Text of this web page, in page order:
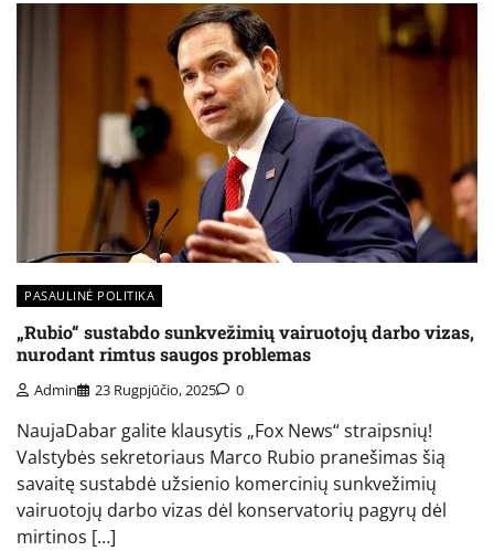
PASAULINĖ POLITIKA
„Rubio“ sustabdo sunkvežimių vairuotojų darbo vizas,
nurodant rimtus saugos problemas
Admin 23 Rugpjūčio, 2025 0
NaujaDabar galite klausytis „Fox News“ straipsnių!
Valstybės sekretoriaus Marco Rubio pranešimas šią
savaitę sustabdė užsienio komercinių sunkvežimių
vairuotojų darbo vizas dėl konservatorių pagyrų dėl
mirtinos […]